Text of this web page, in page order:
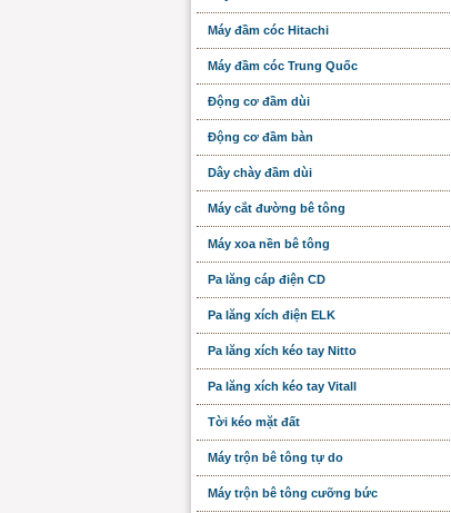
Máy đầm cóc Hitachi
Máy đầm cóc Trung Quốc
Động cơ đầm dùi
Động cơ đầm bàn
Dây chày đầm dùi
Máy cắt đường bê tông
Máy xoa nền bê tông
Pa lăng cáp điện CD
Pa lăng xích điện ELK
Pa lăng xích kéo tay Nitto
Pa lăng xích kéo tay Vitall
Tời kéo mặt đất
Máy trộn bê tông tự do
Máy trộn bê tông cưỡng bức